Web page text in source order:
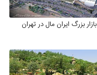
بازار بزرگ ایران مال در تهران